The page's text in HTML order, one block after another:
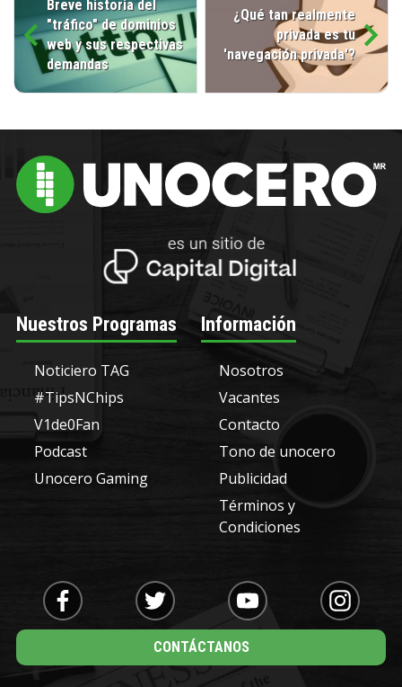
Breve historia del
"tráfico" de dominios
web y sus respectivas
demandas
¿Qué tan realmente
privada es tu
'navegación privada'?
Nuestros Programas
Noticiero TAG
#TipsNChips
V1de0Fan
Podcast
Unocero Gaming
Información
Nosotros
Vacantes
Contacto
Tono de unocero
Publicidad
Términos y
Condiciones
CONTÁCTANOS